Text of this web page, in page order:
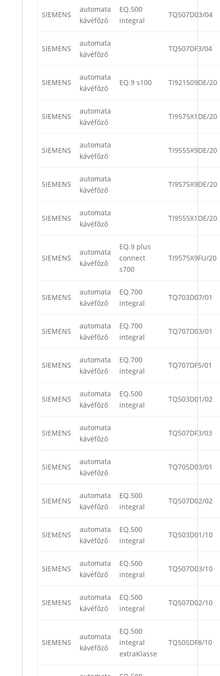
SIEMENS
automata
kávéfőző
EQ.500
integral
TQ507D03/04
SIEMENS
automata
kávéfőző
TQ507DF3/04
SIEMENS
automata
kávéfőző
EQ.9 s100 TI921509DE/20
SIEMENS
automata
kávéfőző
TI9575X1DE/20
SIEMENS
automata
kávéfőző
TI9555X9DE/20
SIEMENS
automata
kávéfőző
TI9575X9DE/20
SIEMENS
automata
kávéfőző
TI9555X1DE/20
SIEMENS
automata
kávéfőző
EQ.9 plus
connect
s700
TI9575X9FU/20
SIEMENS
automata
kávéfőző
EQ.700
integral
TQ703D07/01
SIEMENS
automata
kávéfőző
EQ.700
integral
TQ707D03/01
SIEMENS
automata
kávéfőző
EQ.700
integral
TQ707DF5/01
SIEMENS
automata
kávéfőző
EQ.500
integral
TQ503D01/02
SIEMENS
automata
kávéfőző
TQ507DF3/03
SIEMENS
automata
kávéfőző
TQ705D03/01
SIEMENS
automata
kávéfőző
EQ.500
integral
TQ507D02/02
SIEMENS
automata
kávéfőző
EQ.500
integral
TQ503D01/10
SIEMENS
automata
kávéfőző
EQ.500
integral
TQ507D03/10
SIEMENS
automata
kávéfőző
EQ.500
integral
TQ507D02/10
SIEMENS
automata
kávéfőző
EQ.500
integral
extraKlasse
TQ505DF8/10